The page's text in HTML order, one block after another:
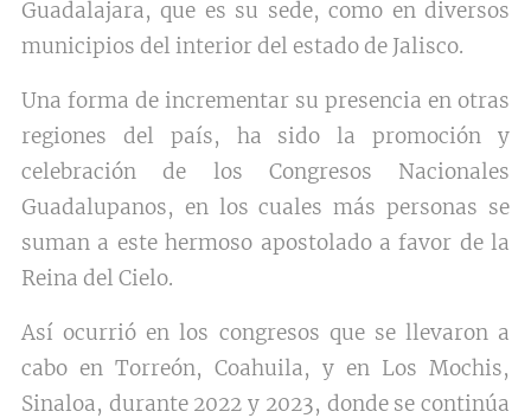
Guadalajara, que es su sede, como en diversos
municipios del interior del estado de Jalisco.
Una forma de incrementar su presencia en otras
regiones del país, ha sido la promoción y
celebración de los Congresos Nacionales
Guadalupanos, en los cuales más personas se
suman a este hermoso apostolado a favor de la
Reina del Cielo.
Así ocurrió en los congresos que se llevaron a
cabo en Torreón, Coahuila, y en Los Mochis,
Sinaloa, durante 2022 y 2023, donde se continúa